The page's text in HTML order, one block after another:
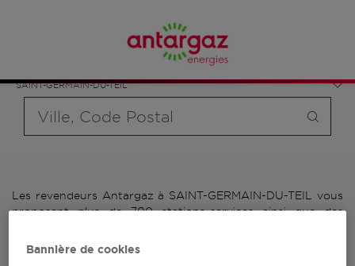
SAINT-GERMAIN-DU-TEIL
bouteille souhaité et le type de point de vente (revendeur /
distributeur automatique de bouteilles de gaz ou station GPL
carburant)
Les revendeurs Antargaz à SAINT-GERMAIN-DU-TEIL vous
proposent plus de 700 stations-services ainsi que des
des revendeurs Antargaz à SAINT-GERMAIN-DU-TEIL,
Bannière de cookies